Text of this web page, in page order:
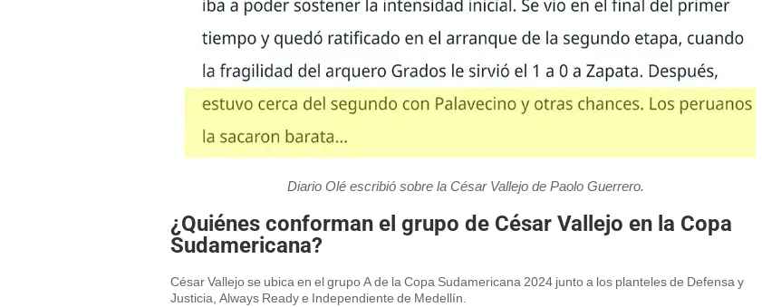
Diario Olé escribió sobre la César Vallejo de Paolo Guerrero.
¿Quiénes conforman el grupo de César Vallejo en la Copa
Sudamericana?
César Vallejo se ubica en el grupo A de la Copa Sudamericana 2024 junto a los planteles de Defensa y
Justicia, Always Ready e Independiente de Medellín.